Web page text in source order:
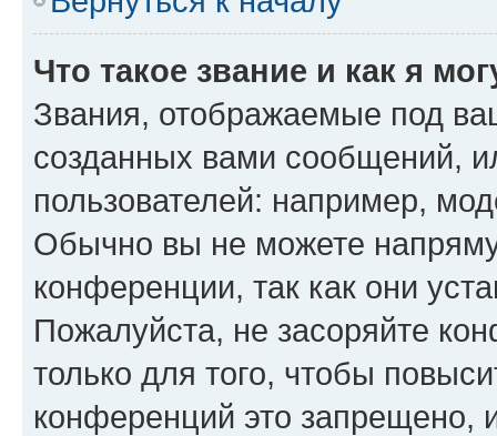
Что такое звание и как я
Звания, отображаемые под
созданных вами сообщений,
пользователей: например,
Обычно вы не можете
конференции, так как они
Пожалуйста, не засоряйте
только для того, чтобы
конференций это запрещено,